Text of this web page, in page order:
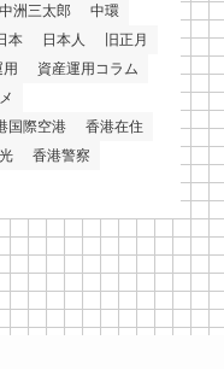
中洲三太郎
中環
本 日本人
旧正月
資産運用コラム
国際空港
香港在住
香港警察